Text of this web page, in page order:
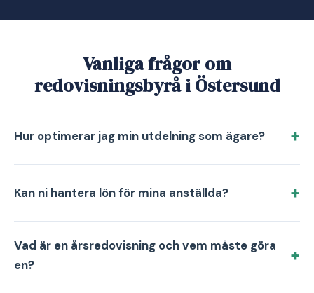
Vanliga frågor om
redovisningsbyrå i Östersund
Hur optimerar jag min utdelning som ägare?
Kan ni hantera lön för mina anställda?
Vad är en årsredovisning och vem måste göra
en?